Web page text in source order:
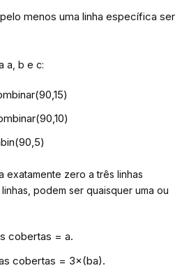
menos uma linha específica ser
a, b e c:
exatamente zero a três linhas
podem ser quaisquer uma ou
cobertas = a.
cobertas = 3×(ba).